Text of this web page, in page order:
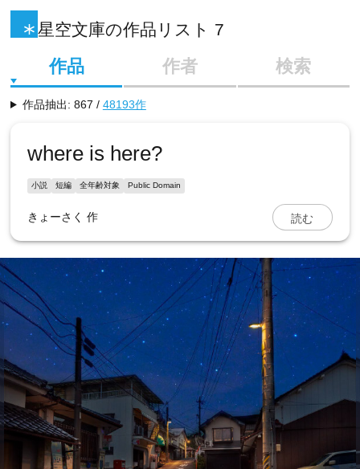
星空文庫の作品リスト 7
作品 作者 検索
作品抽出: 867 / 48193作
where is here?
小説 短編 全年齢対象 Public Domain
きょーさく 作 読む